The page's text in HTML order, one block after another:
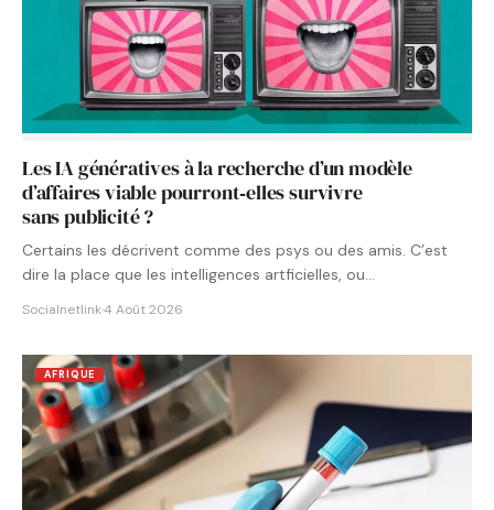
Les IA génératives à la recherche d’un modèle
d’affaires viable pourront‑elles survivre
sans publicité ?
Certains les décrivent comme des psys ou des amis. C’est
dire la place que les intelligences artficielles, ou…
Socialnetlink·4 Août 2026
AFRIQUE